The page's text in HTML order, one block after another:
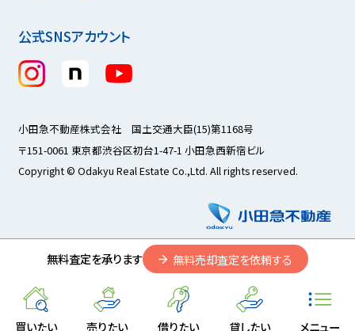
買いたい 売りたい 借りたい 貸したい メニュー
無料査定を承ります 無料売却査定を依頼する
公式SNSアカウント
小田急不動産株式会社 国土交通大臣(15)第1168号
〒151-0061 東京都渋谷区初台1-47-1 小田急西新宿ビル
Copyright © Odakyu Real Estate Co.,Ltd. All rights reserved.